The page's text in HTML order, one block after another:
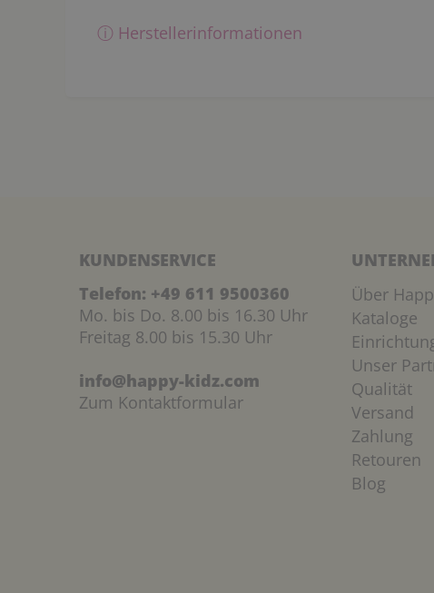
ⓘ Herstellerinformationen
KUNDENSERVICE
Telefon: +49 611 9500360
Mo. bis Do. 8.00 bis 16.30 Uhr
Freitag 8.00 bis 15.30 Uhr
info@happy-kidz.com
Zum Kontaktformular
Über
Kataloge
Unser
Qualität
Versand
Zahlung
Retouren
Blog